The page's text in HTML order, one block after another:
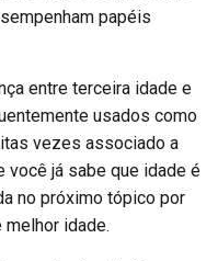
papéis
entre terceira idade e
usados como
vezes associado a
você já sabe que idade é
no próximo tópico por
melhor idade.